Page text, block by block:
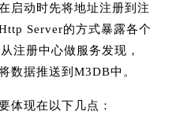
启动时先将地址注册到注
Server的方式暴露各个
注册中心做服务发现，
数据推送到M3DB中。
体现在以下几点：